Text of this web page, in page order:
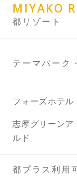
MIYAKO
都リゾート
テーマパーク
フォーズホテ
志摩グリーンア
ルド
都プラス利用